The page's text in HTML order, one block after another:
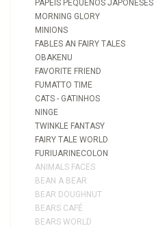
PAPÉIS PEQUENOS JAPONESES
MORNING GLORY
MINIONS
FABLES AN FAIRY TALES
OBAKENU
FAVORITE FRIEND
FUMATTO TIME
CATS - GATINHOS
NINGE
TWINKLE FANTASY
FAIRY TALE WORLD
FURIUARINECOLON
ANIMALS FACES
BEAN A BEAR
BEAR DOUGHNUT
BEARS CAFÉ
BEARS WORLD